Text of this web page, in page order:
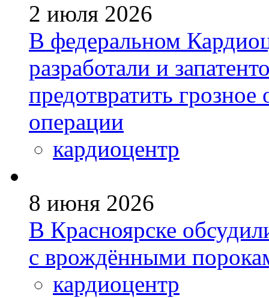
2 июля 2026
В федеральном
разработали и
предотвратить
операции
кардиоцентр
8 июня 2026
В Красноярске
с врождёнными
кардиоцентр